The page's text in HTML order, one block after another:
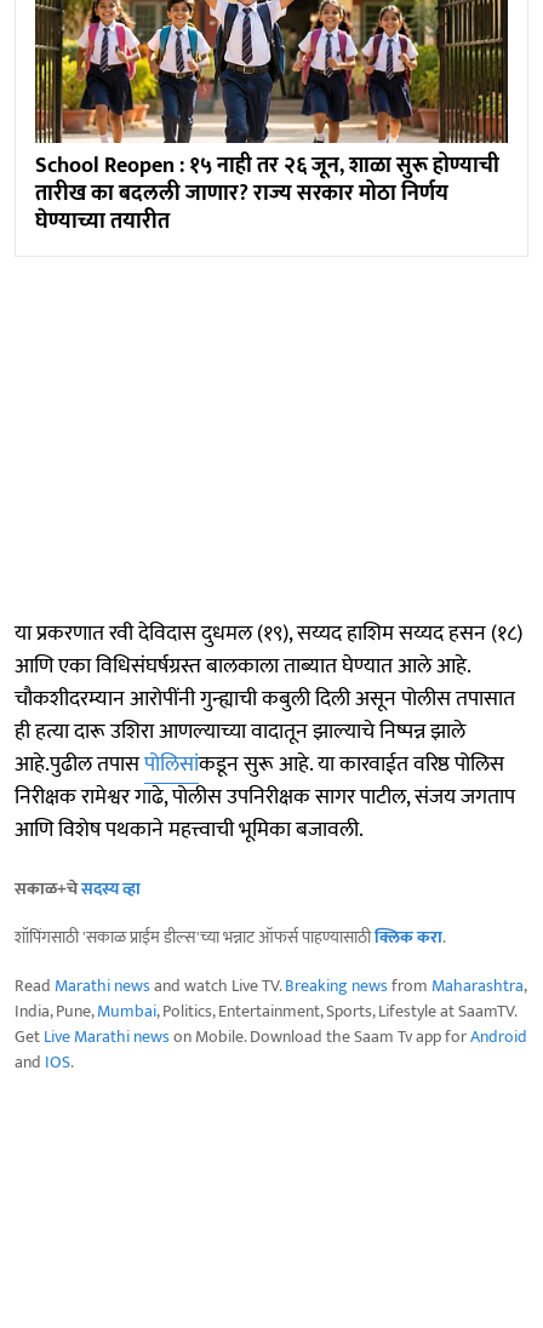
School Reopen : १५ नाही तर २६ जून, शाळा सुरू होण्याची
तारीख का बदलली जाणार? राज्य सरकार मोठा निर्णय
घेण्याच्या तयारीत
या प्रकरणात रवी देविदास दुधमल (१९), सय्यद हाशिम सय्यद हसन (१८)
आणि एका विधिसंघर्षग्रस्त बालकाला ताब्यात घेण्यात आले आहे.
चौकशीदरम्यान आरोपींनी गुन्ह्याची कबुली दिली असून पोलीस तपासात
ही हत्या दारू उशिरा आणल्याच्या वादातून झाल्याचे निष्पन्न झाले
आहे.पुढील तपासपोलिसांकडून सुरू आहे. या कारवाईत वरिष्ठ पोलिस
निरीक्षक रामेश्वर गाढे, पोलीस उपनिरीक्षक सागर पाटील, संजय जगताप
आणि विशेष पथकाने महत्त्वाची भूमिका बजावली.
सकाळ+चेसदस्य व्हा
शॉपिंगसाठी 'सकाळ प्राईम डील्स'च्या भन्नाट ऑफर्स पाहण्यासाठीक्लिक करा.
Read Marathi newsand watch Live TV.Breaking newsfrom Maharashtra,
India, Pune,Mumbai, Politics, Entertainment, Sports, Lifestyle at SaamTV.
GetLive Marathi newson Mobile. Download the Saam Tv app forAndroid
and IOS.